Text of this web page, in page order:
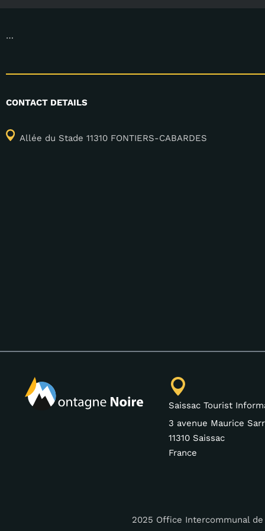
…
CONTACT DETAILS
Allée du Stade 11310 FONTIERS-CABARDES
Saissac Tourist
3 avenue Maurice
11310 Saissac
France
2025 Office Intercommunal